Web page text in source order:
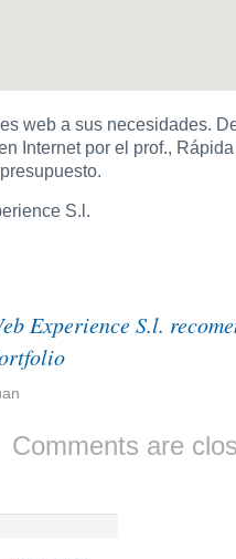
web a sus necesidades.
Internet por el prof.,
S.l.
Experience S.l.
Comments are